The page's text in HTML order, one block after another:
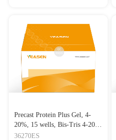
Precast Protein Plus Gel, 4-
20%, 15 wells, Bis-Tris 4-20%
高分辨率预制胶(Bis-Tris)，
36270ES